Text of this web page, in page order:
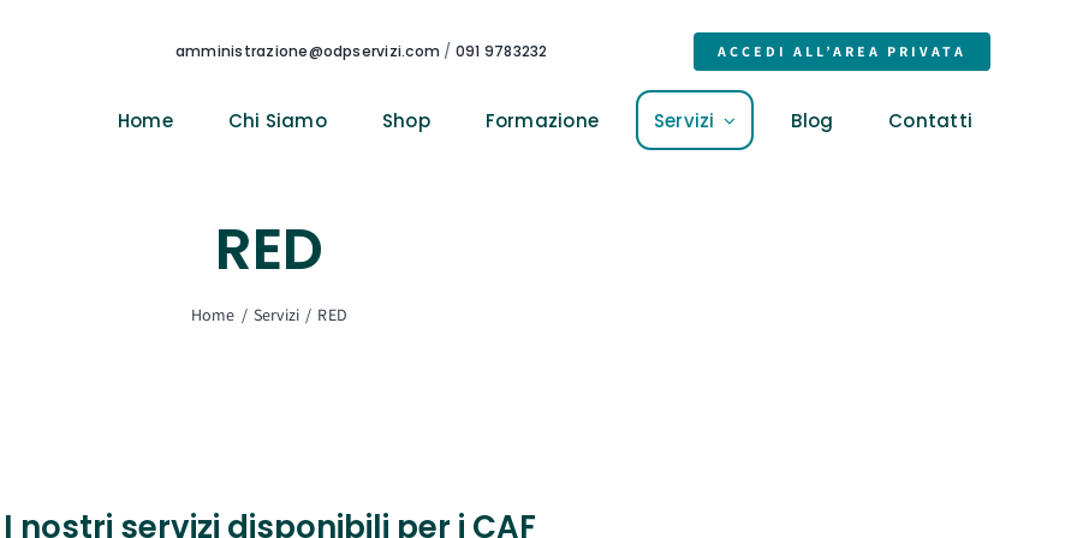
amministrazione@odpservizi.com / 091 9783232 ACCEDI ALL’AREA PRIVATA
Home Chi Siamo Shop Formazione Servizi Blog Contatti
RED
Home Servizi RED
I nostri servizi disponibili per i CAF